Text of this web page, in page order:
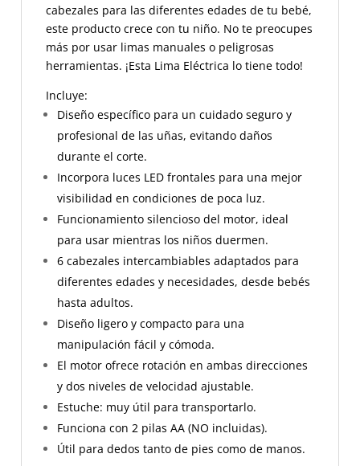
cabezales para las diferentes edades de tu bebé,
este producto crece con tu niño. No te preocupes
más por usar limas manuales o peligrosas
herramientas. ¡Esta Lima Eléctrica lo tiene todo!
Incluye:
Diseño específico para un cuidado seguro y
profesional de las uñas, evitando daños
durante el corte.
Incorpora luces LED frontales para una mejor
visibilidad en condiciones de poca luz.
Funcionamiento silencioso del motor, ideal
para usar mientras los niños duermen.
6 cabezales intercambiables adaptados para
diferentes edades y necesidades, desde bebés
hasta adultos.
Diseño ligero y compacto para una
manipulación fácil y cómoda.
El motor ofrece rotación en ambas direcciones
y dos niveles de velocidad ajustable.
Estuche: muy útil para transportarlo.
Funciona con 2 pilas AA (NO incluidas).
Útil para dedos tanto de pies como de manos.